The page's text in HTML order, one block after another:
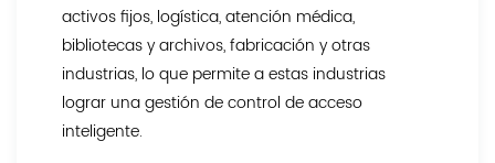
activos fijos, logística, atención médica,
bibliotecas y archivos, fabricación y otras
industrias, lo que permite a estas industrias
lograr una gestión de control de acceso
inteligente.